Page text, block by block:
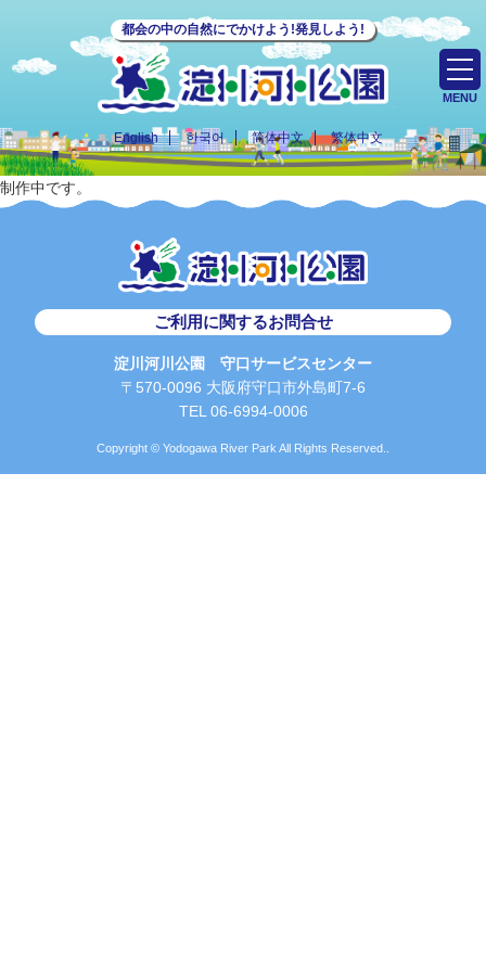
都会の中の自然にでかけよう!発見しよう!
English 한국어 简体中文 繁体中文
MENU
制作中です。
ご利用に関するお問合せ
淀川河川公園 守口サービスセンター
〒570-0096 大阪府守口市外島町7-6
TEL 06-6994-0006
Copyright © Yodogawa River Park All Rights Reserved..